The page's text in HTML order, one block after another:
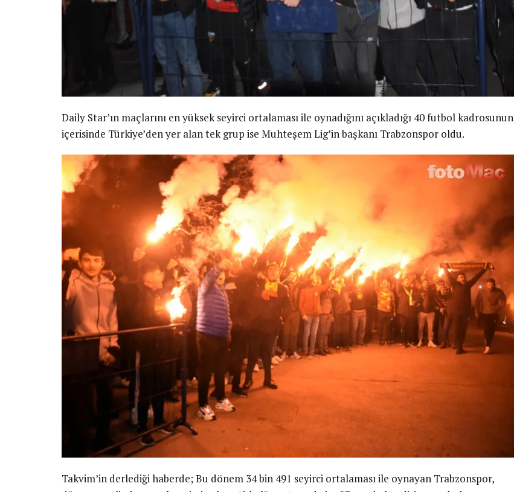
Daily Star’ın maçlarını en yüksek seyirci ortalaması ile oynadığını açıkladığı 40 futbol kadrosunun
içerisinde Türkiye’den yer alan tek grup ise Muhteşem Lig’in başkanı Trabzonspor oldu.
Takvim’in derlediği haberde; Bu dönem 34 bin 491 seyirci ortalaması ile oynayan Trabzonspor,